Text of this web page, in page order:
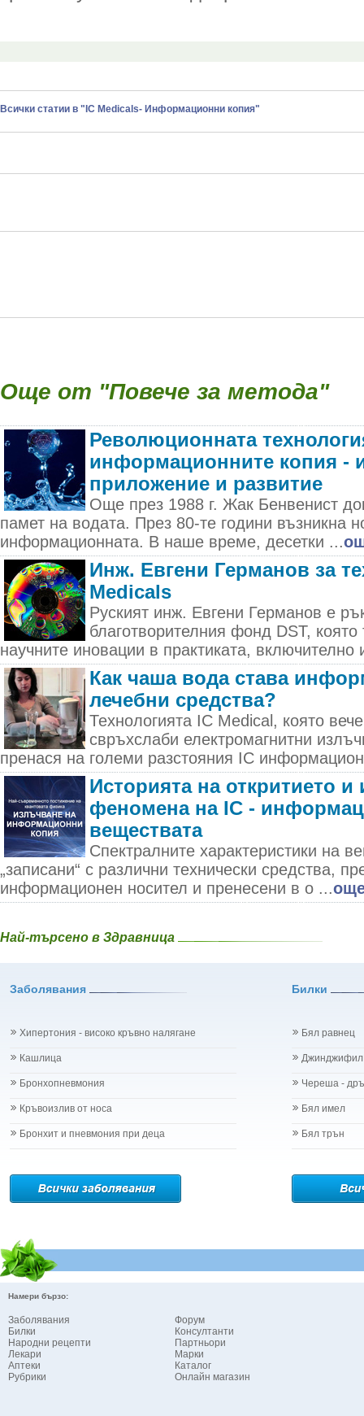
Всички статии в "IC Medicals- Информационни копия"
Още от "Повече за метода"
Революционната
информационните копия -
приложение и развитие
Още през 1988 г. Жак Бенвенист
памет на водата. През 80-те години възникна
информационната. В наше време, десетки ...
Инж. Евгени Германов за
Medicals
Руският инж. Евгени Германов е
благотворителния фонд DST,
научните иновации в практиката,
Как чаша вода става
лечебни средства?
Технологията IC Medical, която
свръхслаби електромагнитни
пренася на големи разстояния IC
Историята на откритието и
феномена на IC -
веществата
Спектралните характеристики на
„записани“ с различни технически средства,
информационен носител и пренесени в о ...
Най-търсено в Здравница
Заболявания Билки
Хипертония - високо кръвно налягане
Кашлица
Бронхопневмония
Кръвоизлив от носа
Бронхит и пневмония при деца
Бял равнец
Джинджифил
Череша -
Бял имел
Бял трън
Намери бързо:
Заболявания
Билки
Народни рецепти
Лекари
Аптеки
Рубрики
Форум
Консултанти
Партньори
Марки
Каталог
Онлайн магазин